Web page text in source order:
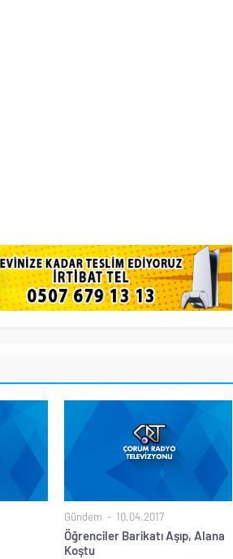
Gündem 10.04.2017
Öğrenciler Barikatı Aşıp, Alana
Koştu